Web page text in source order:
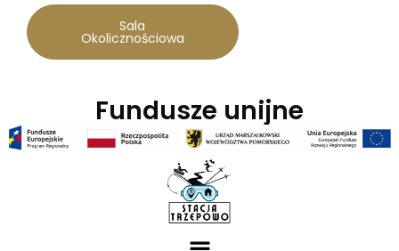
Sala
Okolicznościowa
Fundusze unijne